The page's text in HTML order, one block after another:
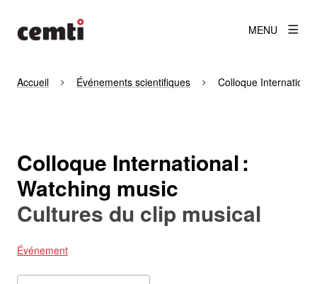
MENU
Accueil Événements scientifiques Colloque
Colloque International :
Watching music
Cultures du clip musical
Événement